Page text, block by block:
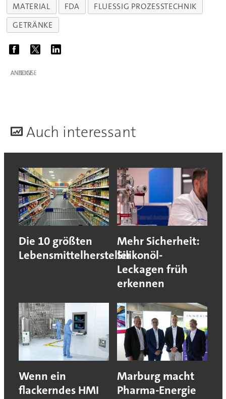
MATERIAL FDA
FLUESSIG PROZESSTECHNIK
GETRÄNKE
ANZEIGE
Auch interessant
Die 10 größten
Lebensmittelhersteller
Mehr Sicherheit:
Silikonöl-
Leckagen früh
erkennen
Wenn ein
flackerndes HMI
Marburg macht
Pharma-Energie